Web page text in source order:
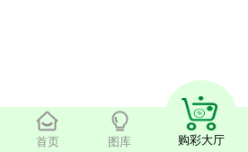
首页 图库 购彩大厅